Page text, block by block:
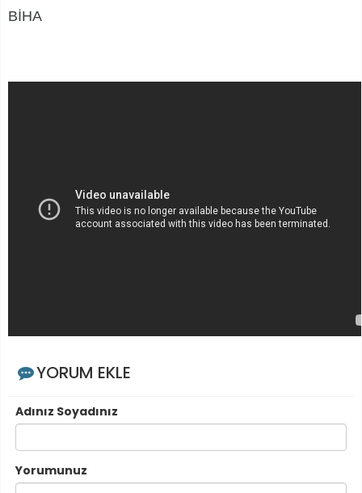
BİHA
YORUM EKLE
Adınız Soyadınız
Yorumunuz